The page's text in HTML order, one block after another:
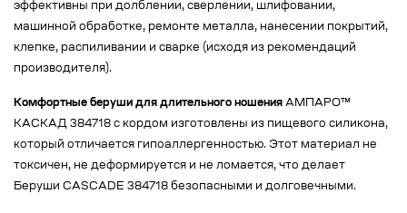
эффективны при долблении, сверлении, шлифовании,
машинной обработке, ремонте металла, нанесении покрытий,
клепке, распиливании и сварке (исходя из рекомендаций
производителя).
Комфортные беруши для длительного ношения АМПАРО™
КАСКАД 384718 с кордом изготовлены из пищевого силикона,
который отличается гипоаллергенностью. Этот материал не
токсичен, не деформируется и не ломается, что делает
Беруши CASCADE 384718 безопасными и долговечными.